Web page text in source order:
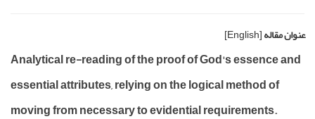
عنوان مقاله[English]
Analytical re-reading of the proof of God's essence and
essential attributes, relying on the logical method of
moving from necessary to evidential requirements.